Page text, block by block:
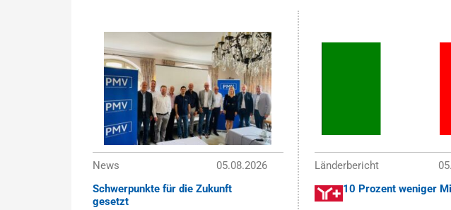
News
05.08.2026
Schwerpunkte für die Zukunft
gesetzt
Länderbericht
10 Prozent weniger